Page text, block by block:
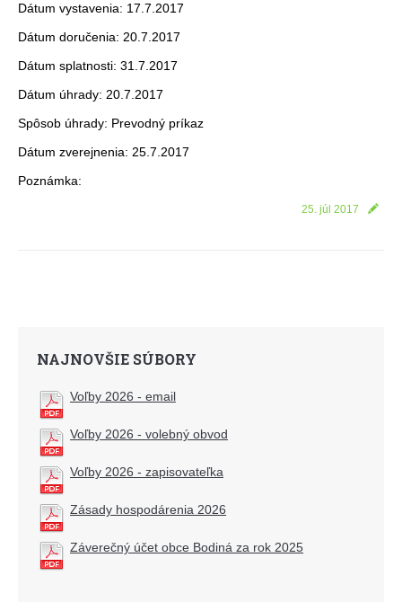
Dátum vystavenia: 17.7.2017
Dátum doručenia: 20.7.2017
Dátum splatnosti: 31.7.2017
Dátum úhrady: 20.7.2017
Spôsob úhrady: Prevodný príkaz
Dátum zverejnenia: 25.7.2017
Poznámka:
25. júl 2017
NAJNOVŠIE SÚBORY
Voľby 2026 - email
Voľby 2026 - volebný obvod
Voľby 2026 - zapisovateľka
Zásady hospodárenia 2026
Záverečný účet obce Bodiná za rok 2025